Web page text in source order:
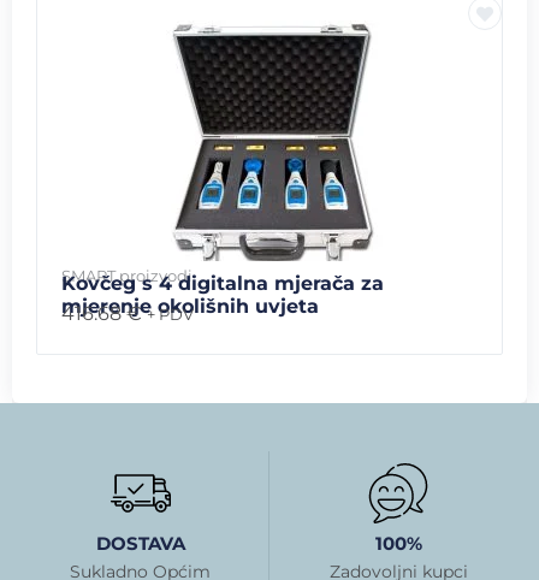
SMART proizvodi
Kovčeg s 4 digitalna mjerača za
mjerenje okolišnih uvjeta
416.68€ + PDV
DOSTAVA
Sukladno Općim
100%
Zadovoljni kupci